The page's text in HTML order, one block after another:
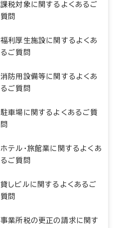
課税対象に関するよくあるご
質問
福利厚生施設に関するよくあ
るご質問
消防用設備等に関するよくあ
るご質問
駐車場に関するよくあるご質
問
ホテル・旅館業に関するよくあ
るご質問
貸しビルに関するよくあるご
質問
事業所税の更正の請求に関す